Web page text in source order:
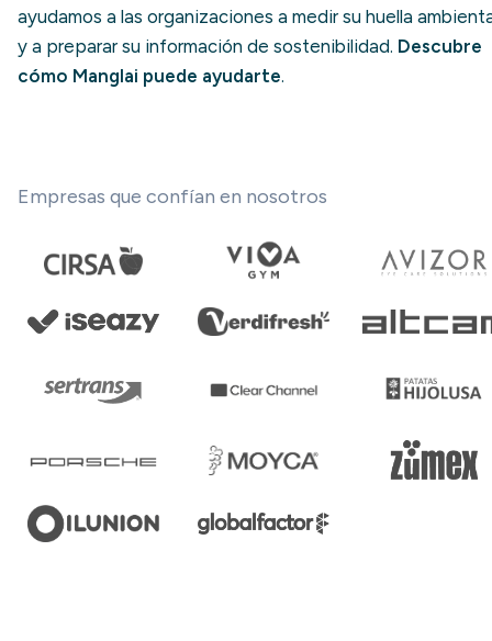
ayudamos a las organizaciones a medir su huella
y a preparar su información de sostenibilidad. Descubre
cómo Manglai puede ayudarte.
Empresas que confían en nosotros